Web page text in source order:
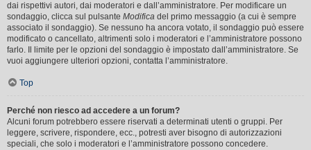
dai rispettivi autori, dai moderatori e dall’amministratore. Per modificare un
sondaggio, clicca sul pulsante Modifica del primo messaggio (a cui è sempre
associato il sondaggio). Se nessuno ha ancora votato, il sondaggio può essere
modificato o cancellato, altrimenti solo i moderatori e l’amministratore possono
farlo. Il limite per le opzioni del sondaggio è impostato dall’amministratore. Se
vuoi aggiungere ulteriori opzioni, contatta l’amministratore.
Top
Perché non riesco ad accedere a un forum?
Alcuni forum potrebbero essere riservati a determinati utenti o gruppi. Per
leggere, scrivere, rispondere, ecc., potresti aver bisogno di autorizzazioni
speciali, che solo i moderatori e l’amministratore possono concedere.